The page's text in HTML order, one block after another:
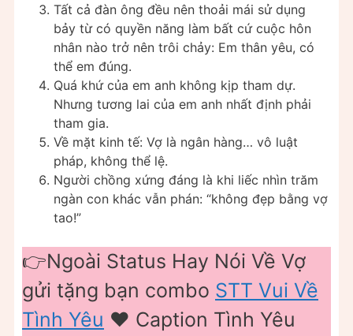
Tất cả đàn ông đều nên thoải mái sử dụng
bảy từ có quyền năng làm bất cứ cuộc hôn
nhân nào trở nên trôi chảy: Em thân yêu, có
thể em đúng.
Quá khứ của em anh không kịp tham dự.
Nhưng tương lai của em anh nhất định phải
tham gia.
Về mặt kinh tế: Vợ là ngân hàng… vô luật
pháp, không thể lệ.
Người chồng xứng đáng là khi liếc nhìn trăm
ngàn con khác vẫn phán: “không đẹp bằng vợ
tao!”
👉Ngoài Status Hay Nói Về Vợ
gửi tặng bạn combo STT Vui Về
Tình Yêu ❤️️ Caption Tình Yêu